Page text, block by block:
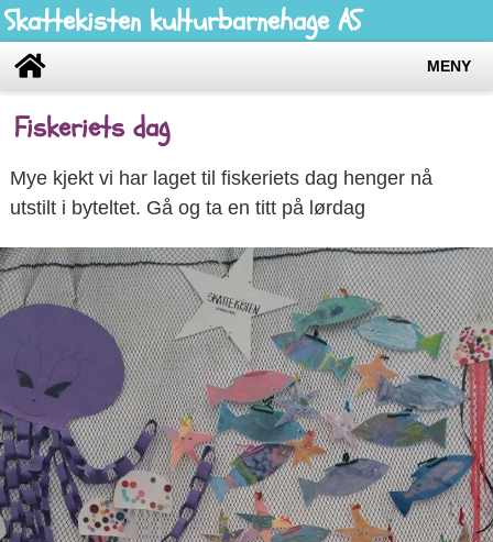
Skattekisten kulturbarnehage AS
MENY
Fiskeriets dag
Mye kjekt vi har laget til fiskeriets dag henger nå
utstilt i byteltet. Gå og ta en titt på lørdag